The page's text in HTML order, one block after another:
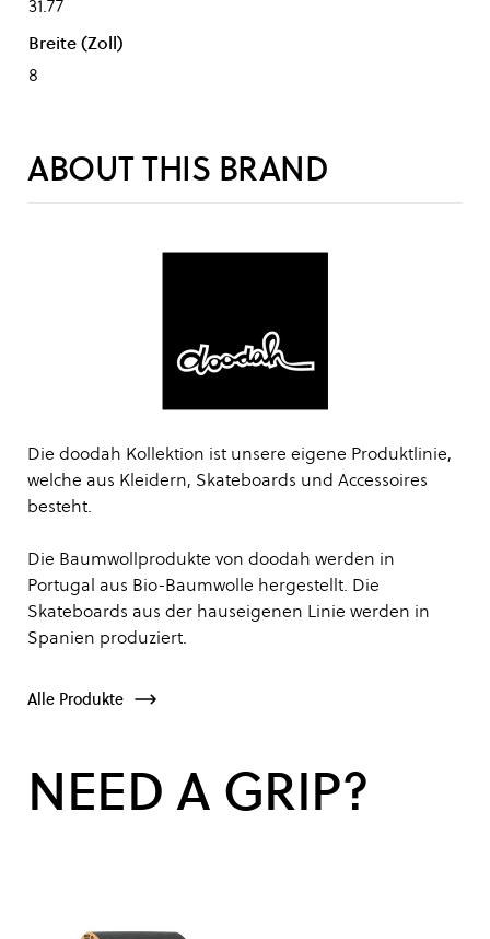
31.77
Breite (Zoll)
8
ABOUT THIS BRAND
Die doodah Kollektion ist unsere eigene Produktlinie,
welche aus Kleidern, Skateboards und Accessoires
besteht.
Die Baumwollprodukte von doodah werden in
Portugal aus Bio-Baumwolle hergestellt. Die
Skateboards aus der hauseigenen Linie werden in
Spanien produziert.
Alle Produkte
NEED A GRIP?